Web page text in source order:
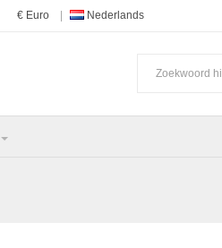
€ Euro Nederlands